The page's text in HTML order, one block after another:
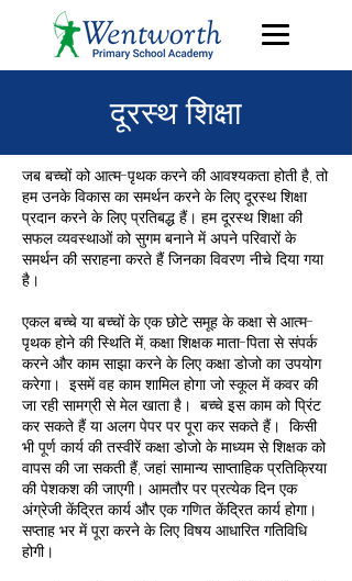
दूरस्थ शिक्षा
जब बच्चों को आत्म-पृथक करने की आवश्यकता होती है, तो
हम उनके विकास का समर्थन करने के लिए दूरस्थ शिक्षा
प्रदान करने के लिए प्रतिबद्ध हैं। हम दूरस्थ शिक्षा की
सफल व्यवस्थाओं को सुगम बनाने में अपने परिवारों के
समर्थन की सराहना करते हैं जिनका विवरण नीचे दिया गया
है।
एकल बच्चे या बच्चों के एक छोटे समूह के कक्षा से आत्म-
पृथक होने की स्थिति में, कक्षा शिक्षक माता-पिता से संपर्क
करने और काम साझा करने के लिए कक्षा डोजो का उपयोग
करेगा। इसमें वह काम शामिल होगा जो स्कूल में कवर की
जा रही सामग्री से मेल खाता है। बच्चे इस काम को प्रिंट
कर सकते हैं या अलग पेपर पर पूरा कर सकते हैं। किसी
भी पूर्ण कार्य की तस्वीरें कक्षा डोजो के माध्यम से शिक्षक को
वापस की जा सकती हैं, जहां सामान्य साप्ताहिक प्रतिक्रिया
की पेशकश की जाएगी। आमतौर पर प्रत्येक दिन एक
अंग्रेजी केंद्रित कार्य और एक गणित केंद्रित कार्य होगा।
सप्ताह भर में पूरा करने के लिए विषय आधारित गतिविधि
होगी।